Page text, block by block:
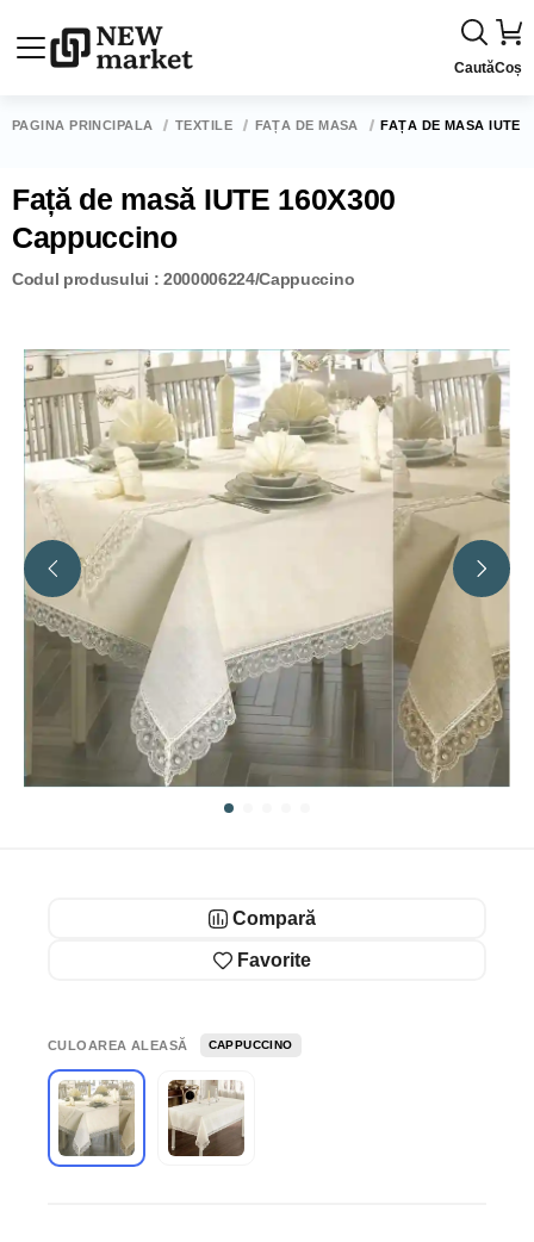
CautăCoș
PAGINA PRINCIPALĂ TEXTILE FAȚĂ DE MASĂ FAȚĂ DE MASĂ IUTE
Față de masă IUTE 160X300
Cappuccino
Codul produsului : 2000006224/Cappuccino
Compară
Favorite
CULOAREA ALEASĂ CAPPUCCINO